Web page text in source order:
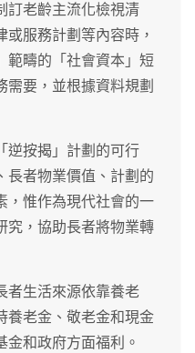
訂老齡主流化檢視清
服務計劃等內容時，
範疇的「社會資本」短
要，並根據資料規劃
逆按揭」計劃的可行
長者物業價值、計劃的
，惟作為現代社會的一
究，協助長者將物業轉
者生活來源依靠養老
養老金、敬老金和現金
和政府方面福利。